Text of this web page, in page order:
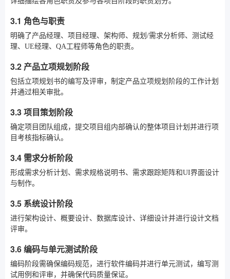
3.1 角色与职责
明确了产品经理、项目经理、架构师、规划/需求分析师、测试经
理、UE经理、QA工程师等角色的职责。
3.2 产品立项规划阶段
包括立项规划书的编写及评审，制定产品立项规划阶段的工作计划
并通过相关审批。
3.3 项目策划阶段
确定项目团队组成，提交项目组内部确认的整体项目计划并进行项
目考核指标确认。
3.4 需求分析阶段
形成需求分析计划、需求规格说明书、需求跟踪矩阵和UI界面设计
与制作。
3.5 系统设计阶段
进行架构设计、概要设计、数据库设计、详细设计并进行设计文档
评审。
3.6 编码与单元测试阶段
编码阶段需确保编码规范，进行软件编码并进行单元测试，编写测
试用例和评审，并确保代码质量保证。